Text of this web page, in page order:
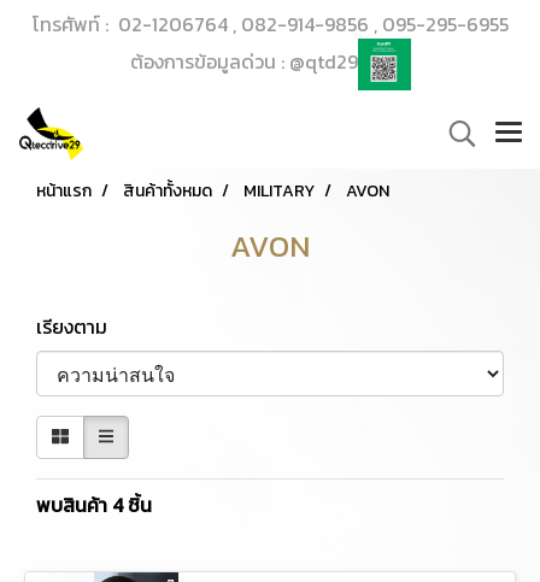
โทรศัพท์ : 02-1206764 , 082-914-9856 , 095-295-6955
ต้องการข้อมูลด่วน : @qtd29
หน้าแรก สินค้าทั้งหมด MILITARY AVON
AVON
เรียงตาม
พบสินค้า 4 ชิ้น